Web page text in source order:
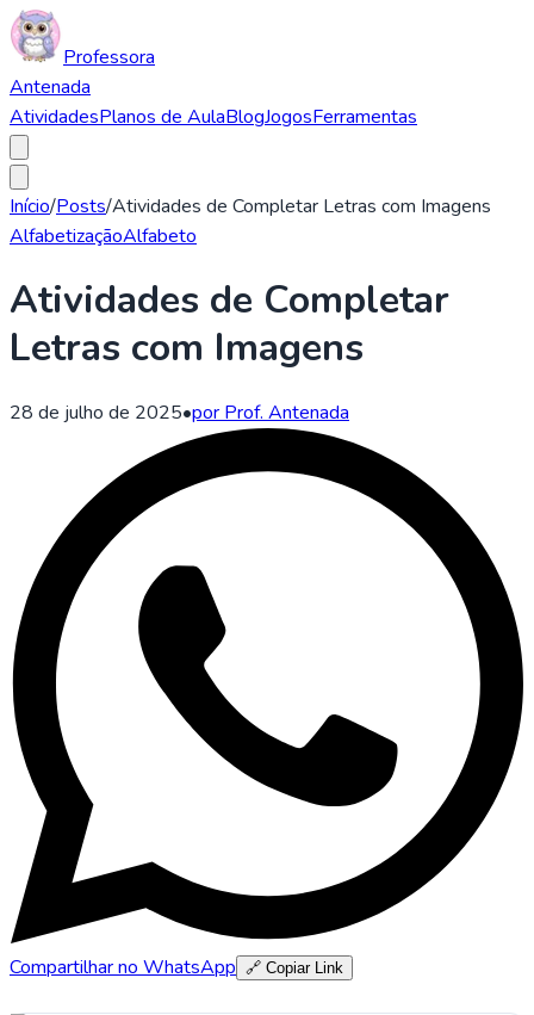
Professora
Antenada
AtividadesPlanos de AulaBlogJogosFerramentas
Início/Posts/Atividades de Completar Letras com Imagens
AlfabetizaçãoAlfabeto
Atividades de Completar
Letras com Imagens
28 de julho de 2025•por Prof. Antenada
Compartilhar no WhatsApp 🔗 Copiar Link